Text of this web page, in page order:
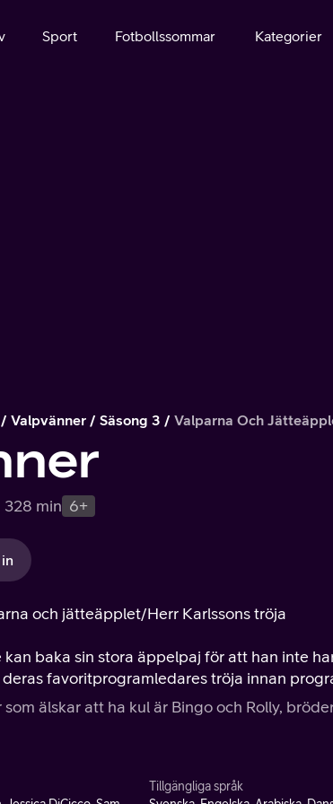
Sport Fotbollssommar Kategorier
Valpvänner Säsong 3 Valparna Och
328 min 6+
och jätteäpplet/Herr Karlssons tröja
baka sin stora äppelpaj för att han inte
favoritprogramledares tröja innan
älskar att ha kul är Bingo och Rolly,
Tillgängliga språk